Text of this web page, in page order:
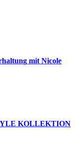
mit Nicole
KOLLEKTION